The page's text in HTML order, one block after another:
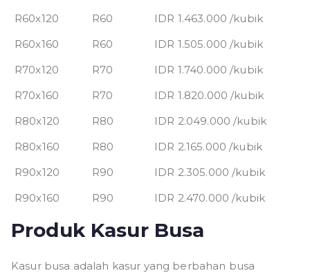
R60x120
R60
IDR 1.463.000 /kubik
R60x160
R60
IDR 1.505.000 /kubik
R70x120
R70
IDR 1.740.000 /kubik
R70x160
R70
IDR 1.820.000 /kubik
R80x120
R80
IDR 2.049.000 /kubik
R80x160
R80
IDR 2.165.000 /kubik
R90x120
R90
IDR 2.305.000 /kubik
R90x160
R90 IDR 2.470.000 /kubik
Produk Kasur Busa
Kasur busa adalah kasur yang berbahan busa